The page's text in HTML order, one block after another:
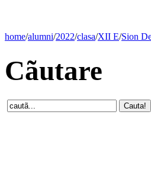
home/alumni/2022/clasa/XII E/Sion
Cãutare